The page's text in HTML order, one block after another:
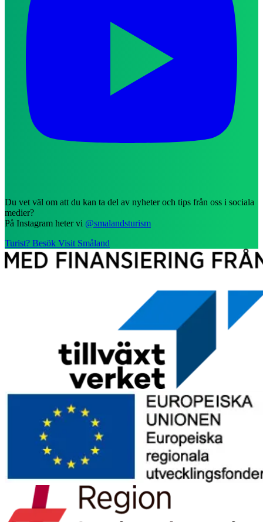
Du vet väl om att du kan ta del av nyheter och tips från oss i sociala
medier?
På Instagram heter vi @smalandsturism
Turist? Besök Visit Småland